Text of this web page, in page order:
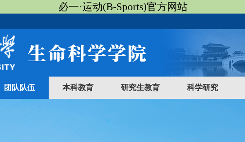
必一·运动(B-Sports)官方网站
团队队伍 本科教育 研究生教育 科学研究